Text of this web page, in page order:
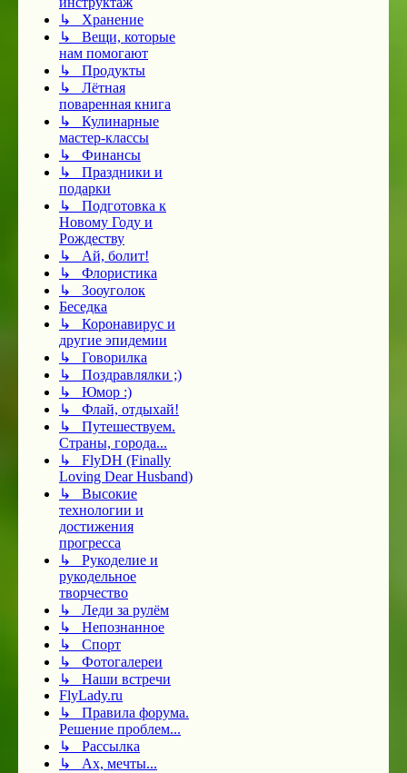
↳ Хранение
↳ Вещи, которые
нам помогают
↳ Продукты
↳ Лётная
поваренная книга
↳ Кулинарные
мастер-классы
↳ Финансы
↳ Праздники и
подарки
↳ Подготовка к
Новому Году и
Рождеству
↳ Ай, болит!
↳ Флористика
↳ Зооуголок
Беседка
↳ Коронавирус и
другие эпидемии
↳ Говорилка
↳ Поздравлялки ;)
↳ Юмор :)
↳ Флай, отдыхай!
↳ Путешествуем.
Страны, города...
↳ FlyDH (Finally
Loving Dear Husband)
↳ Высокие
технологии и
достижения
прогресса
↳ Рукоделие и
рукодельное
творчество
↳ Леди за рулём
↳ Непознанное
↳ Спорт
↳ Фотогалереи
↳ Наши встречи
FlyLady.ru
↳ Правила форума.
Решение проблем...
↳ Рассылка
↳ Ах, мечты...